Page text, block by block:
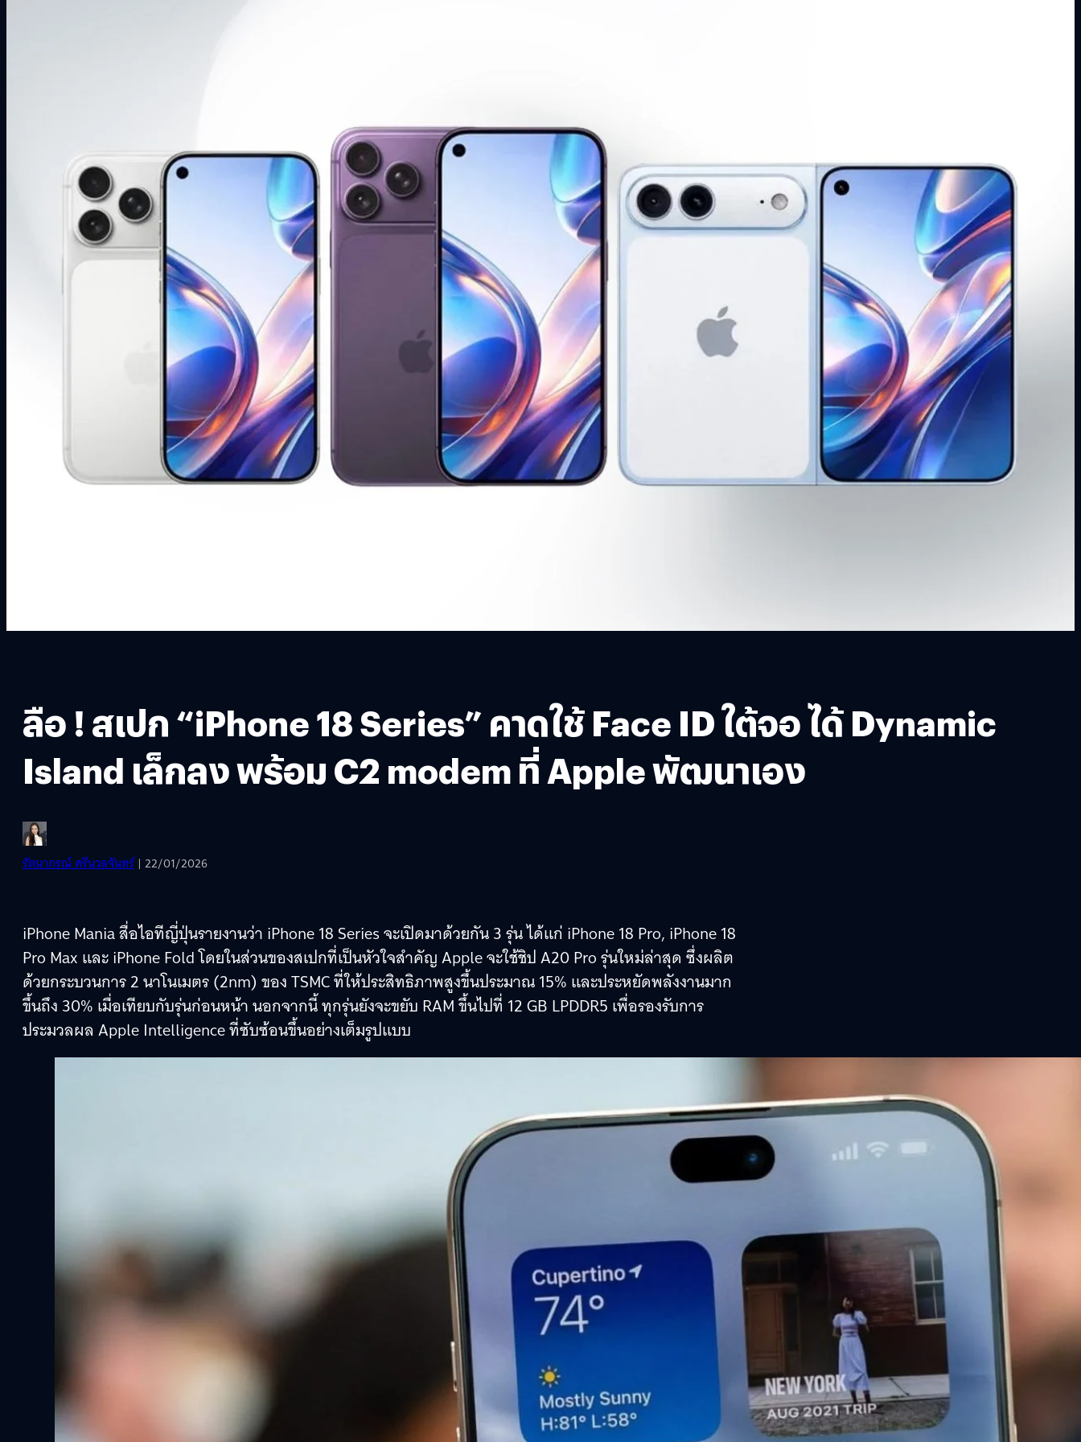
ลือ ! สเปก “iPhone 18 Series” คาดใช้ Face ID ใต้จอ ได้ Dynamic
Island เล็กลง พร้อม C2 modem ที่ Apple พัฒนาเอง
รัตนาภรณ์ ศรีนวลจันทร์| 22/01/2026
iPhone Mania สื่อไอทีญี่ปุ่นรายงานว่า iPhone 18 Series จะเปิดมาด้วยกัน 3 รุ่น ได้แก่ iPhone 18 Pro, iPhone 18
Pro Max และ iPhone Fold โดยในส่วนของสเปกที่เป็นหัวใจสำคัญ Apple จะใช้ชิป A20 Pro รุ่นใหม่ล่าสุด ซึ่งผลิต
ด้วยกระบวนการ 2 นาโนเมตร (2nm) ของ TSMC ที่ให้ประสิทธิภาพสูงขึ้นประมาณ 15% และประหยัดพลังงานมาก
ขึ้นถึง 30% เมื่อเทียบกับรุ่นก่อนหน้า นอกจากนี้ ทุกรุ่นยังจะขยับ RAM ขึ้นไปที่ 12 GB LPDDR5 เพื่อรองรับการ
ประมวลผล Apple Intelligence ที่ซับซ้อนขึ้นอย่างเต็มรูปแบบ